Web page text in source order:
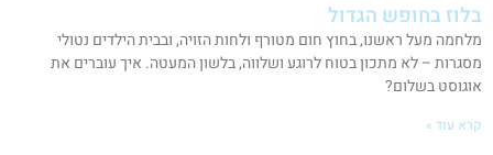
בלוז בחופש הגדול
מלחמה מעל ראשנו, בחוץ חום מטורף ולחות הזויה, ובבית הילדים נטולי
מסגרות – לא מתכון בטוח לרוגע ושלווה, בלשון המעטה. איך עוברים את
אוגוסט בשלום?
קרא עוד »